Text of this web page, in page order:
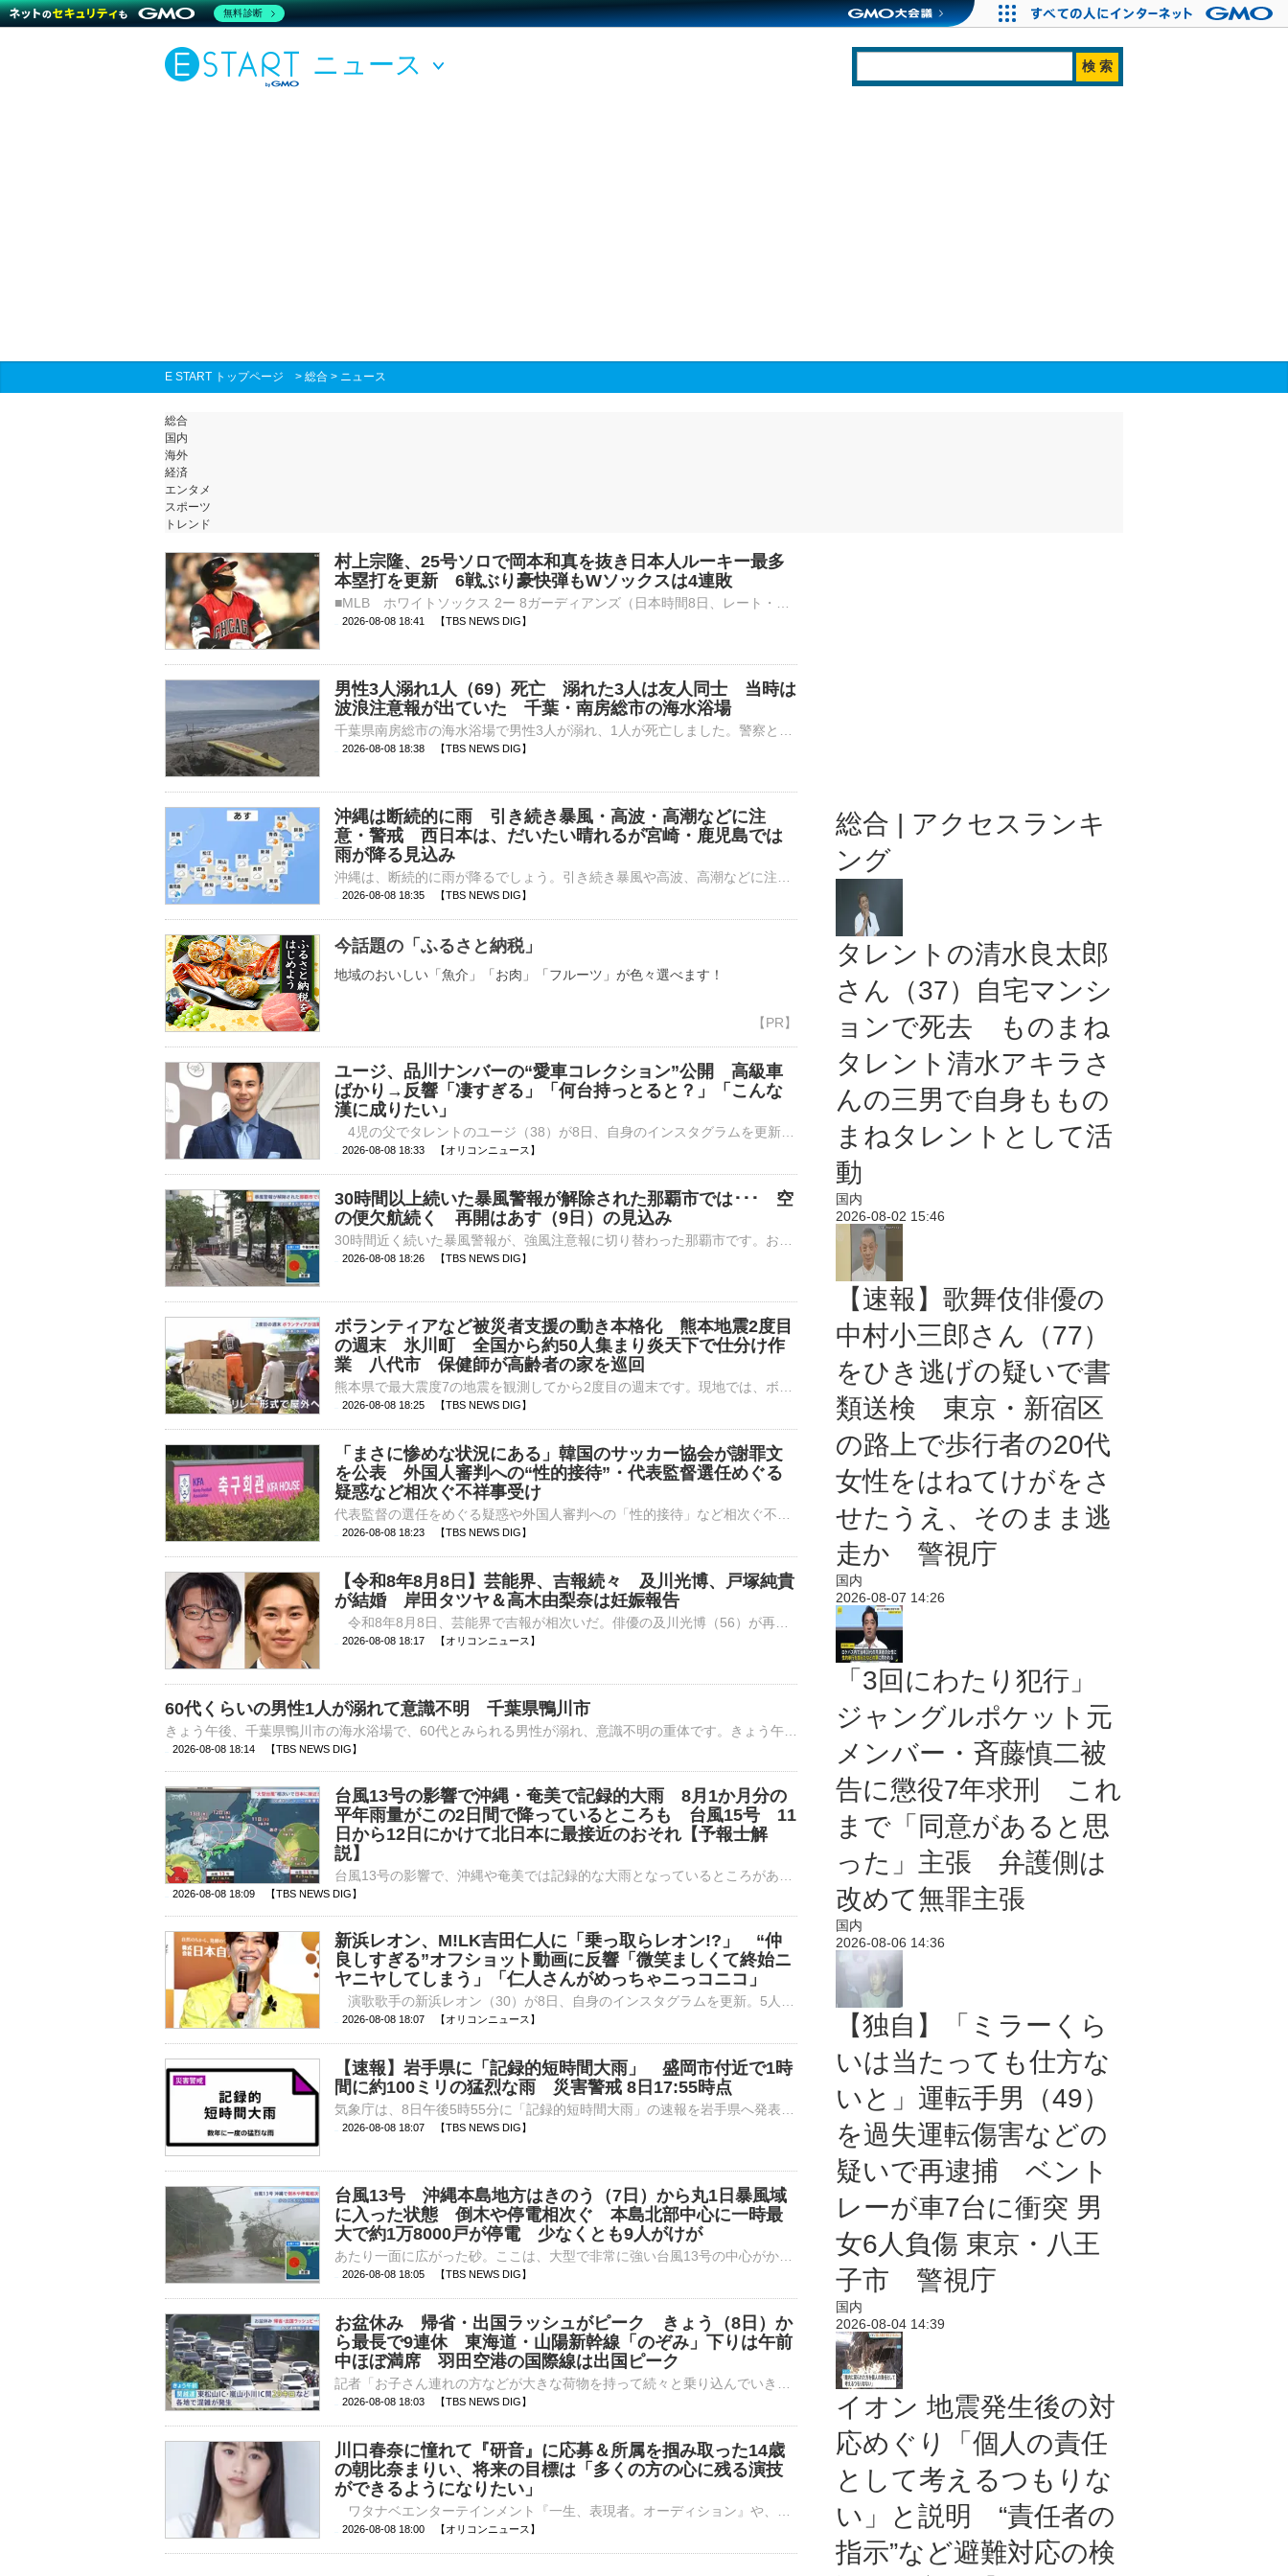
ニュース
E START トップページ > 総合 > ニュース
総合
国内
海外
経済
エンタメ
スポーツ
トレンド
村上宗隆、25号ソロで岡本和真を抜き日本人ルーキー最多
本塁打を更新 6戦ぶり豪快弾もWソックスは4連敗
2026-08-08 18:41 【TBS NEWS DIG】
男性3人溺れ1人（69）死亡 溺れた3人は友人同士 当時は
波浪注意報が出ていた 千葉・南房総市の海水浴場
2026-08-08 18:38 【TBS NEWS DIG】
沖縄は断続的に雨 引き続き暴風・高波・高潮などに注
意・警戒 西日本は、だいたい晴れるが宮崎・鹿児島では
雨が降る見込み
2026-08-08 18:35 【TBS NEWS DIG】
今話題の「ふるさと納税」
地域のおいしい「魚介」「お肉」「フルーツ」が色々選べます！
ユージ、品川ナンバーの“愛車コレクション”公開 高級車
ばかり→反響「凄すぎる」「何台持っとると？」「こんな
漢に成りたい」
2026-08-08 18:33 【オリコンニュース】
30時間以上続いた暴風警報が解除された那覇市では･･･ 空
の便欠航続く 再開はあす（9日）の見込み
2026-08-08 18:26 【TBS NEWS DIG】
ボランティアなど被災者支援の動き本格化 熊本地震2度目
の週末 氷川町 全国から約50人集まり炎天下で仕分け作
業 八代市 保健師が高齢者の家を巡回
2026-08-08 18:25 【TBS NEWS DIG】
「まさに惨めな状況にある」韓国のサッカー協会が謝罪文
を公表 外国人審判への“性的接待”・代表監督選任めぐる
疑惑など相次ぐ不祥事受け
2026-08-08 18:23 【TBS NEWS DIG】
【令和8年8月8日】芸能界、吉報続々 及川光博、戸塚純貴
が結婚 岸田タツヤ＆高木由梨奈は妊娠報告
2026-08-08 18:17 【オリコンニュース】
60代くらいの男性1人が溺れて意識不明 千葉県鴨川市
2026-08-08 18:14 【TBS NEWS DIG】
台風13号の影響で沖縄・奄美で記録的大雨 8月1か月分の
平年雨量がこの2日間で降っているところも 台風15号 11
日から12日にかけて北日本に最接近のおそれ【予報士解
説】
2026-08-08 18:09 【TBS NEWS DIG】
新浜レオン、M!LK吉田仁人に「乗っ取らレオン!?」 “仲
良しすぎる”オフショット動画に反響「微笑ましくて終始ニ
ヤニヤしてしまう」「仁人さんがめっちゃニっコニコ」
2026-08-08 18:07 【オリコンニュース】
【速報】岩手県に「記録的短時間大雨」 盛岡市付近で1時
間に約100ミリの猛烈な雨 災害警戒 8日17:55時点
2026-08-08 18:07 【TBS NEWS DIG】
台風13号 沖縄本島地方はきのう（7日）から丸1日暴風域
に入った状態 倒木や停電相次ぐ 本島北部中心に一時最
大で約1万8000戸が停電 少なくとも9人がけが
2026-08-08 18:05 【TBS NEWS DIG】
お盆休み 帰省・出国ラッシュがピーク きょう（8日）か
ら最長で9連休 東海道・山陽新幹線「のぞみ」下りは午前
中ほぼ満席 羽田空港の国際線は出国ピーク
2026-08-08 18:03 【TBS NEWS DIG】
川口春奈に憧れて『研音』に応募＆所属を掴み取った14歳
の朝比奈まりい、将来の目標は「多くの方の心に残る演技
ができるようになりたい」
2026-08-08 18:00 【オリコンニュース】
総合 | アクセスランキ
ング
タレントの清水良太郎
さん（37）自宅マンシ
ョンで死去 ものまね
タレント清水アキラさ
んの三男で自身ももの
まねタレントとして活
動
国内
2026-08-02 15:46
【速報】歌舞伎俳優の
中村小三郎さん（77）
をひき逃げの疑いで書
類送検 東京・新宿区
の路上で歩行者の20代
女性をはねてけがをさ
せたうえ、そのまま逃
走か 警視庁
国内
2026-08-07 14:26
「3回にわたり犯行」
ジャングルポケット元
メンバー・斉藤慎二被
告に懲役7年求刑 これ
まで「同意があると思
った」主張 弁護側は
改めて無罪主張
国内
2026-08-06 14:36
【独自】「ミラーくら
いは当たっても仕方な
いと」運転手男（49）
を過失運転傷害などの
疑いで再逮捕 ベント
レーが車7台に衝突 男
女6人負傷 東京・八王
子市 警視庁
国内
2026-08-04 14:39
イオン 地震発生後の対
応めぐり「個人の責任
として考えるつもりな
い」と説明 “責任者の
指示”など避難対応の検
無料診断